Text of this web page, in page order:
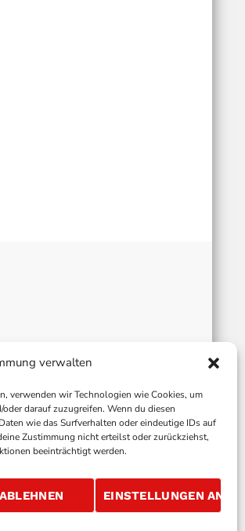
verwalten
verwenden wir Technologien wie Cookies, um
darauf zuzugreifen. Wenn du diesen
wie das Surfverhalten oder eindeutige IDs auf
Zustimmung nicht erteilst oder zurückziehst,
beeinträchtigt werden.
ABLEHNEN EINSTELLUNGEN